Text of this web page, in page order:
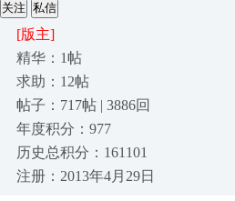
关注 私信
[版主]
精华：1帖
求助：12帖
帖子：717帖 | 3886回
年度积分：977
历史总积分：161101
注册：2013年4月29日